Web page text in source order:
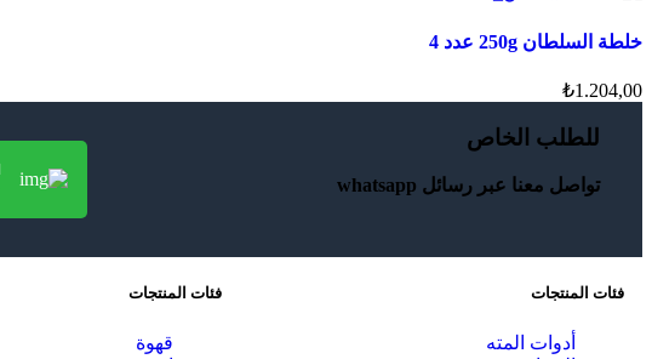
خلطة السلطان 250g عدد 4
₺1.204,00
للطلب الخاص
تواصل معنا عبر رسائل whatsapp
فئات المنتجات
أدوات المته
فئات المنتجات
قهوة